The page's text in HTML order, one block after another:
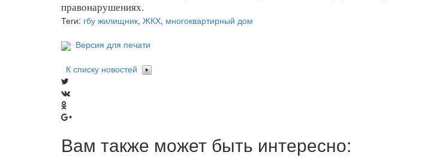
правонарушениях.
Теги: гбу жилищник, ЖКХ, многоквартирный дом
Версия для печати
К списку новостей
Вам также может быть интересно: